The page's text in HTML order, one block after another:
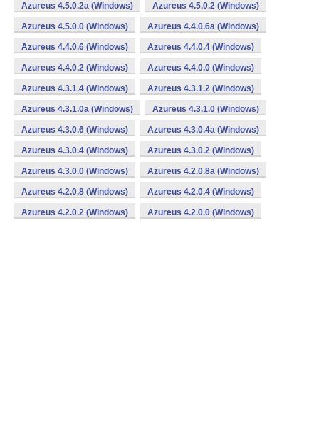
Azureus 4.5.0.2a (Windows) Azureus 4.5.0.2 (Windows)
Azureus 4.5.0.0 (Windows) Azureus 4.4.0.6a (Windows)
Azureus 4.4.0.6 (Windows) Azureus 4.4.0.4 (Windows)
Azureus 4.4.0.2 (Windows) Azureus 4.4.0.0 (Windows)
Azureus 4.3.1.4 (Windows) Azureus 4.3.1.2 (Windows)
Azureus 4.3.1.0a (Windows) Azureus 4.3.1.0 (Windows)
Azureus 4.3.0.6 (Windows) Azureus 4.3.0.4a (Windows)
Azureus 4.3.0.4 (Windows) Azureus 4.3.0.2 (Windows)
Azureus 4.3.0.0 (Windows) Azureus 4.2.0.8a (Windows)
Azureus 4.2.0.8 (Windows) Azureus 4.2.0.4 (Windows)
Azureus 4.2.0.2 (Windows) Azureus 4.2.0.0 (Windows)